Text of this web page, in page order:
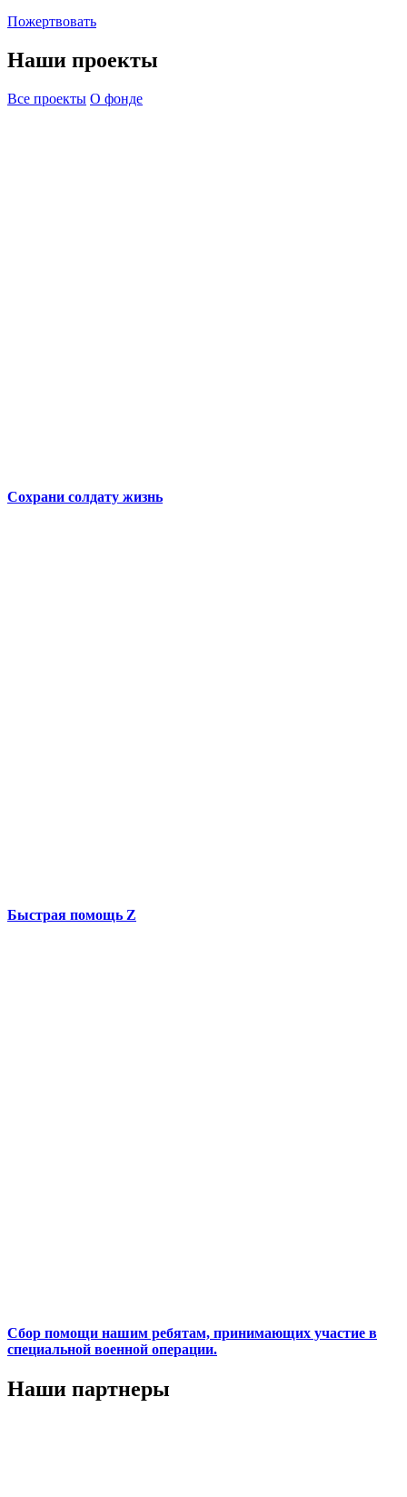
Пожертвовать
Наши проекты
Все проекты О фонде
Сохрани солдату жизнь
Быстрая помощь Z
Сбор помощи нашим ребятам, принимающих участие в
специальной военной операции.
Наши партнеры